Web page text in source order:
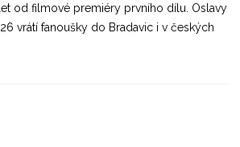
od filmové premiéry prvního dílu. Oslavy
vrátí fanoušky do Bradavic i v českých